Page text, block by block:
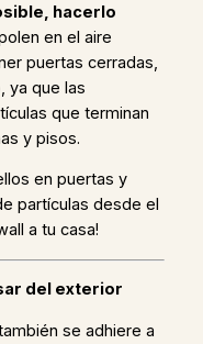
hacerlo
en el aire
puertas cerradas,
ya que las
que terminan
y pisos.
en puertas y
partículas desde el
a tu casa!
del exterior
se adhiere a